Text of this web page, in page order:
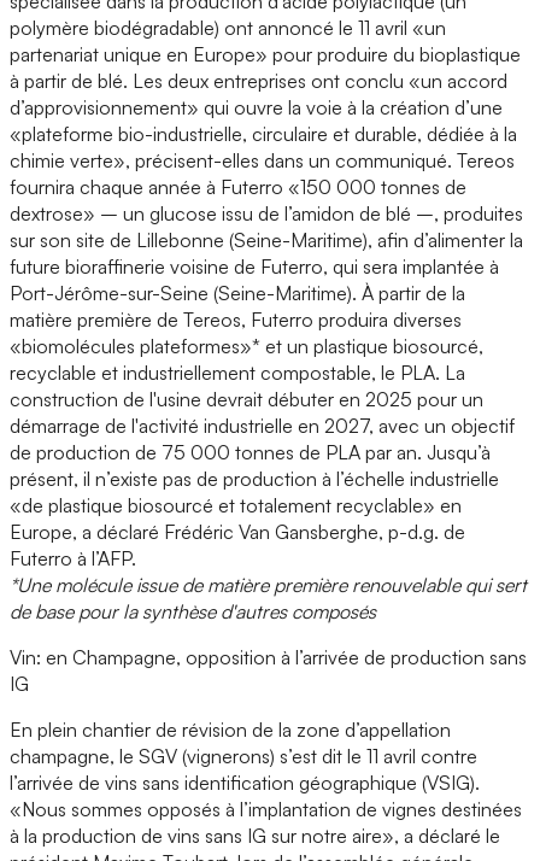
polymère biodégradable) ont annoncé le 11 avril «un
partenariat unique en Europe» pour produire du bioplastique
à partir de blé. Les deux entreprises ont conclu «un accord
d’approvisionnement» qui ouvre la voie à la création d’une
«plateforme bio-industrielle, circulaire et durable, dédiée à la
chimie verte», précisent-elles dans un communiqué. Tereos
fournira chaque année à Futerro «150 000 tonnes de
dextrose» – un glucose issu de l’amidon de blé –, produites
sur son site de Lillebonne (Seine-Maritime), afin d’alimenter la
future bioraffinerie voisine de Futerro, qui sera implantée à
Port-Jérôme-sur-Seine (Seine-Maritime). À partir de la
matière première de Tereos, Futerro produira diverses
«biomolécules plateformes»* et un plastique biosourcé,
recyclable et industriellement compostable, le PLA. La
construction de l'usine devrait débuter en 2025 pour un
démarrage de l'activité industrielle en 2027, avec un objectif
de production de 75 000 tonnes de PLA par an. Jusqu’à
présent, il n’existe pas de production à l’échelle industrielle
«de plastique biosourcé et totalement recyclable» en
Europe, a déclaré Frédéric Van Gansberghe, p-d.g. de
Futerro à l’AFP.
*Une molécule issue de matière première renouvelable qui sert
de base pour la synthèse d'autres composés
Vin: en Champagne, opposition à l’arrivée de production sans
IG
En plein chantier de révision de la zone d’appellation
champagne, le SGV (vignerons) s’est dit le 11 avril contre
l’arrivée de vins sans identification géographique (VSIG).
«Nous sommes opposés à l’implantation de vignes destinées
à la production de vins sans IG sur notre aire», a déclaré le